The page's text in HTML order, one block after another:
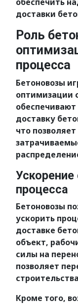
доставки
Роль
процесса
Бетоновозы
оптимизации
доставку
что
Ускорение
процесса
Бетоновозы
ускорить
доставке
объект,
силы на
позволяет
Кроме того,